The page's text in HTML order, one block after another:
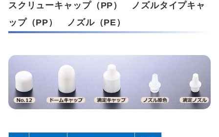
スクリューキャップ（PP） ノズルタイプキャ
ップ（PP） ノズル（PE）